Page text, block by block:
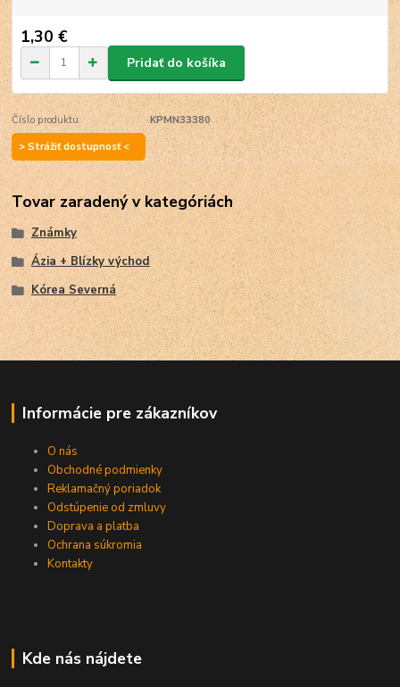
1,30 €
Pridať do košíka
Číslo produktu:
KPMN33380
> Strážiť dostupnosť <
Tovar zaradený v kategóriách
Známky
Ázia + Blízky východ
Kórea Severná
Informácie pre zákazníkov
O nás
Obchodné podmienky
Reklamačný poriadok
Odstúpenie od zmluvy
Doprava a platba
Ochrana súkromia
Kontakty
Kde nás nájdete